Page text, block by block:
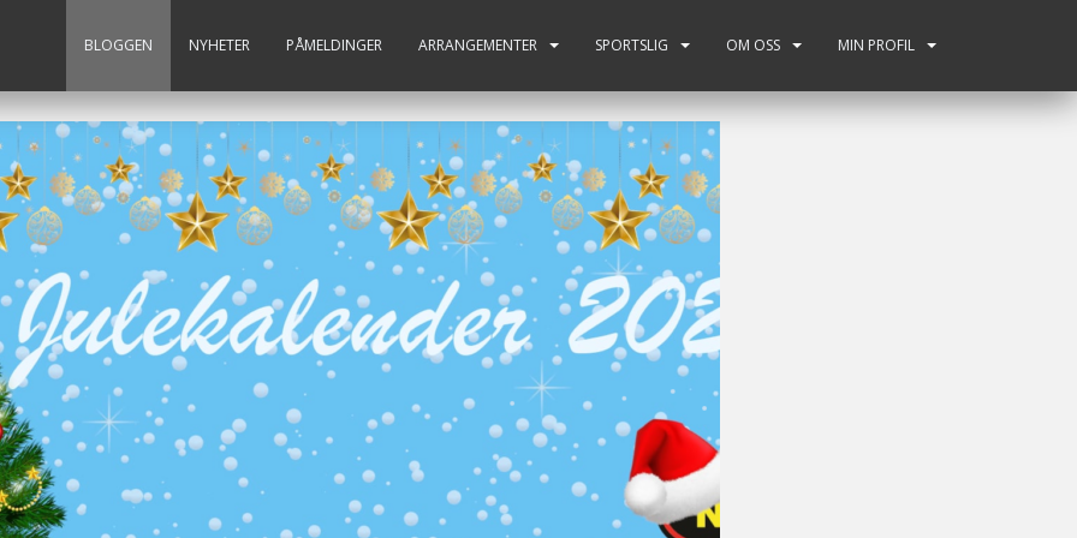
BLOGGEN NYHETER PÅMELDINGER ARRANGEMENTER SPORTSLIG OM OSS MIN PROFIL